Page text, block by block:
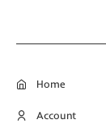
Home
Account